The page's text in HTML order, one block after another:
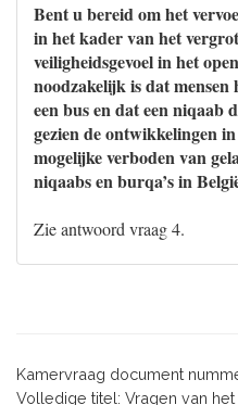
Bent u bereid om het
in het kader van het
veiligheidsgevoel in het
noodzakelijk is dat
een bus en dat een niqaab
gezien de ontwikkelingen
mogelijke verboden van
niqaabs en burqa’s in
Zie antwoord vraag 4.
Kamervraag document
Volledige titel: Vragen van